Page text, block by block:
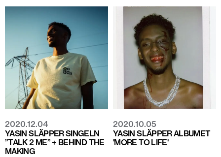
2020.12.04
YASIN SLÄPPER SINGELN
”TALK 2 ME” + BEHIND THE
MAKING
2020.10.05
YASIN SLÄPPER ALBUMET
'MORE TO LIFE'